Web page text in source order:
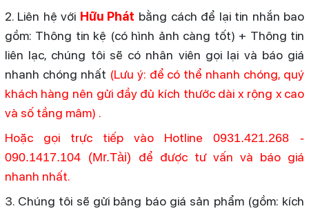
2. Liên hệ với Hữu Phát bằng cách để lại tin nhắn bao
gồm: Thông tin kệ (có hình ảnh càng tốt) + Thông tin
liên lạc, chúng tôi sẽ có nhân viên gọi lại và báo giá
nhanh chóng nhất (Lưu ý: để có thể nhanh chóng, quý
khách hàng nên gửi đầy đủ kích thước dài x rộng x cao
và số tầng mâm) .
Hoặc gọi trực tiếp vào Hotline0931.421.268 -
090.1417.104 (Mr.Tài) để được tư vấn và báo giá
nhanh nhất.
3. Chúng tôi sẽ gửi bảng báo giá sản phẩm (gồm: kích